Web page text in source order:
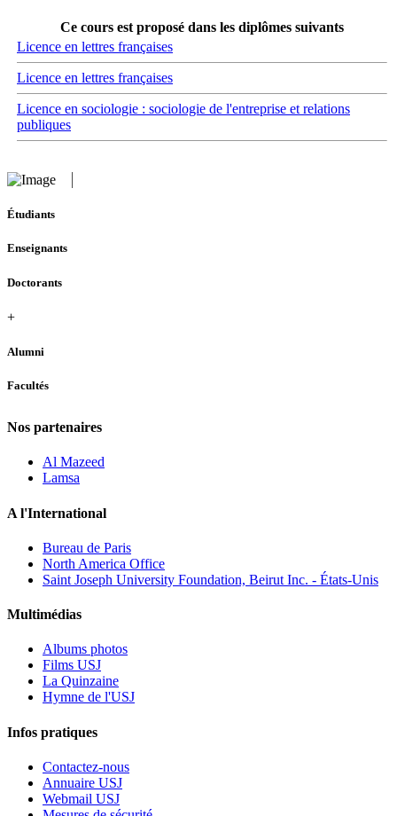
Ce cours est proposé dans les diplômes suivants
Licence en lettres françaises
Licence en lettres françaises
Licence en sociologie : sociologie de l'entreprise et relations
publiques
Étudiants
Enseignants
Doctorants
+
Alumni
Facultés
Nos partenaires
Al Mazeed
Lamsa
A l'International
Bureau de Paris
North America Office
Saint Joseph University Foundation, Beirut Inc. - États-Unis
Multimédias
Albums photos
Films USJ
La Quinzaine
Hymne de l'USJ
Infos pratiques
Contactez-nous
Annuaire USJ
Webmail USJ